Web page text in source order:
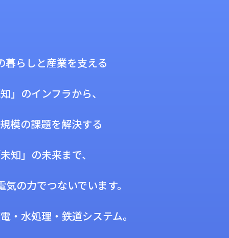
暮らしと産業を支える
」のインフラから、
模の課題を解決する
知」の未来まで、
の力でつないでいます。
・水処理・鉄道システム。